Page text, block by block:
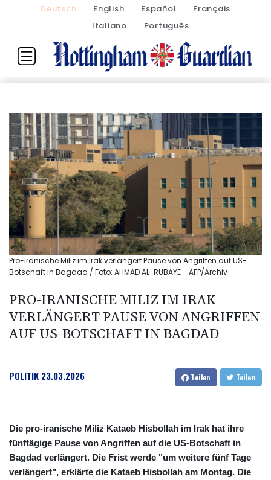
Deutsch English Español
Français
Italiano
Português
Pro-iranische Miliz im Irak verlängert Pause von Angriffen auf US-
Botschaft in Bagdad / Foto: AHMAD AL-RUBAYE - AFP/Archiv
PRO-IRANISCHE MILIZ IM IRAK
VERLÄNGERT PAUSE VON ANGRIFFEN
AUF US-BOTSCHAFT IN BAGDAD
POLITIK 23.03.2026 Teilen Teilen
Die pro-iranische Miliz Kataeb Hisbollah im Irak hat ihre
fünftägige Pause von Angriffen auf die US-Botschaft in
Bagdad verlängert. Die Frist werde "um weitere fünf Tage
verlängert", erklärte die Kataeb Hisbollah am Montag. Die